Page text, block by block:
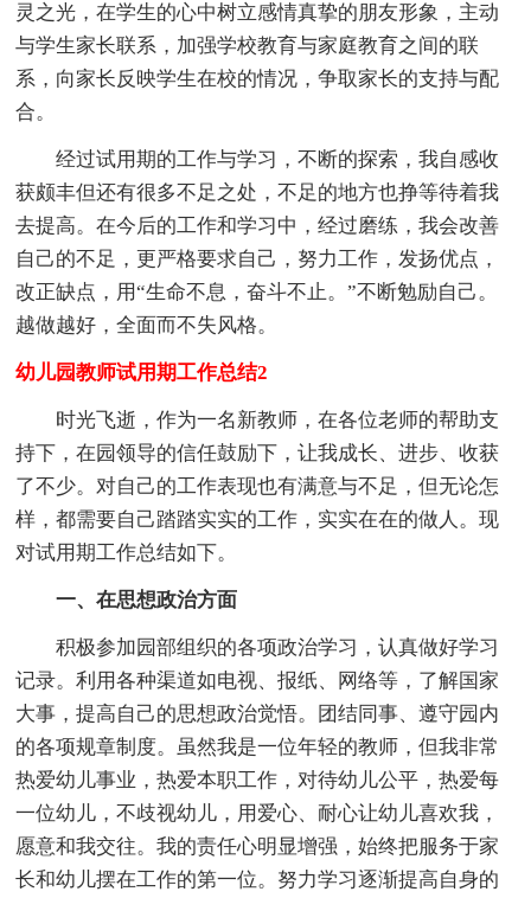
灵之光，在学生的心中树立感情真挚的朋友形象，主动
与学生家长联系，加强学校教育与家庭教育之间的联
系，向家长反映学生在校的情况，争取家长的支持与配
合。
经过试用期的工作与学习，不断的探索，我自感收
获颇丰但还有很多不足之处，不足的地方也挣等待着我
去提高。在今后的工作和学习中，经过磨练，我会改善
自己的不足，更严格要求自己，努力工作，发扬优点，
改正缺点，用“生命不息，奋斗不止。”不断勉励自己。
越做越好，全面而不失风格。
幼儿园教师试用期工作总结2
时光飞逝，作为一名新教师，在各位老师的帮助支
持下，在园领导的信任鼓励下，让我成长、进步、收获
了不少。对自己的工作表现也有满意与不足，但无论怎
样，都需要自己踏踏实实的工作，实实在在的做人。现
对试用期工作总结如下。
一、在思想政治方面
积极参加园部组织的各项政治学习，认真做好学习
记录。利用各种渠道如电视、报纸、网络等，了解国家
大事，提高自己的思想政治觉悟。团结同事、遵守园内
的各项规章制度。虽然我是一位年轻的教师，但我非常
热爱幼儿事业，热爱本职工作，对待幼儿公平，热爱每
一位幼儿，不歧视幼儿，用爱心、耐心让幼儿喜欢我，
愿意和我交往。我的责任心明显增强，始终把服务于家
长和幼儿摆在工作的第一位。努力学习逐渐提高自身的